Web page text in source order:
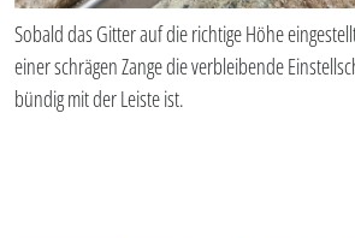
Sobald das Gitter auf die richtige Höhe
einer schrägen Zange die verbleibende
bündig mit der Leiste ist.